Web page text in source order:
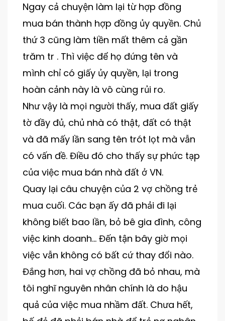
Ngay cả chuyện làm lại từ hợp đồng
mua bán thành hợp đồng ủy quyền. Chủ
thứ 3 cũng làm tiền mất thêm cả gần
trăm tr . Thì việc để họ đứng tên và
mình chỉ có giấy ủy quyền, lại trong
hoàn cảnh này là vô cùng rủi ro.
Như vậy là mọi người thấy, mua đất giấy
tờ đầy đủ, chủ nhà có thật, đất có thật
và đã mấy lần sang tên trót lọt mà vẫn
có vấn đề. Điều đó cho thấy sự phức tạp
của việc mua bán nhà đất ở VN.
Quay lại câu chuyện của 2 vợ chồng trẻ
mua cuối. Các bạn ấy đã phải đi lại
không biết bao lần, bỏ bê gia đình, công
việc kinh doanh… Đến tận bây giờ mọi
việc vẫn không có bất cứ thay đổi nào.
Đắng hơn, hai vợ chồng đã bỏ nhau, mà
tôi nghĩ nguyên nhân chính là do hậu
quả của việc mua nhầm đất. Chưa hết,